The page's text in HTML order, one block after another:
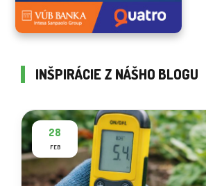
INŠPIRÁCIE Z NÁŠHO BLOGU
28
FEB